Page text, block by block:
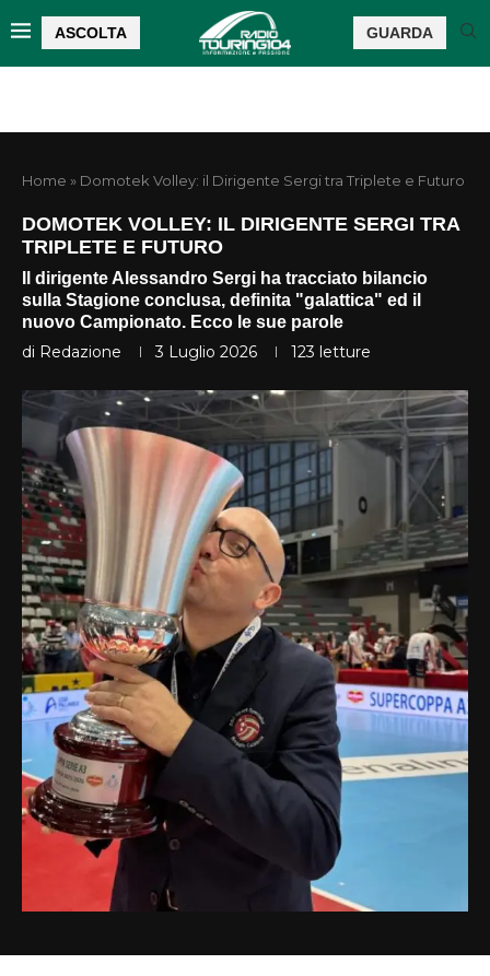
ASCOLTA GUARDA
Home » Domotek Volley: il Dirigente Sergi tra Triplete e Futuro
DOMOTEK VOLLEY: IL DIRIGENTE SERGI TRA
TRIPLETE E FUTURO
Il dirigente Alessandro Sergi ha tracciato bilancio
sulla Stagione conclusa, definita "galattica" ed il
nuovo Campionato. Ecco le sue parole
di Redazione 3 Luglio 2026 123 letture